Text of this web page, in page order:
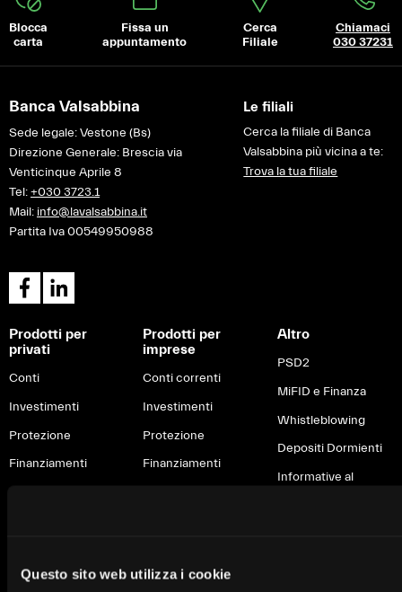
Questo sito web utilizza i cookie
Blocca
carta
Fissa un
appuntamento
Cerca
Filiale
Chiamaci
030 37231
Banca Valsabbina
Sede legale: Vestone (Bs)
Direzione Generale: Brescia via
Venticinque Aprile 8
Tel:+030 3723.1
Mail: info@lavalsabbina.it
Partita Iva 00549950988
Prodotti per
privati
Conti
Investimenti
Protezione
Finanziamenti
Prodotti per
imprese
Conti correnti
Investimenti
Protezione
Finanziamenti
Le filiali
Cerca la filiale di Banca
Valsabbina più vicina a te:
Trova la tua filiale
Altro
PSD2
MiFID e Finanza
Whistleblowing
Depositi Dormienti
Informative al